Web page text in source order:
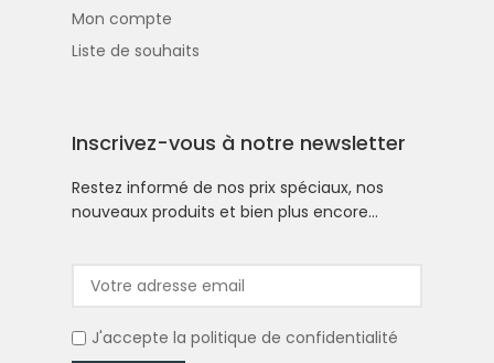
Mon compte
Liste de souhaits
Inscrivez-vous à notre newsletter
Restez informé de nos prix spéciaux, nos
nouveaux produits et bien plus encore…
J'accepte la politique de confidentialité